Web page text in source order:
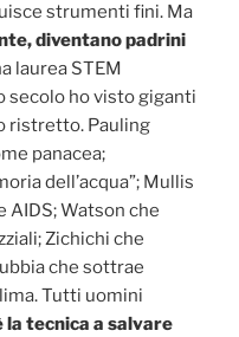
strumenti fini. Ma
diventano padrini
laurea STEM
secolo ho visto giganti
ristretto. Pauling
panacea;
dell’acqua”; Mullis
AIDS; Watson che
Zichichi che
che sottrae
Tutti uomini
la tecnica a salvare